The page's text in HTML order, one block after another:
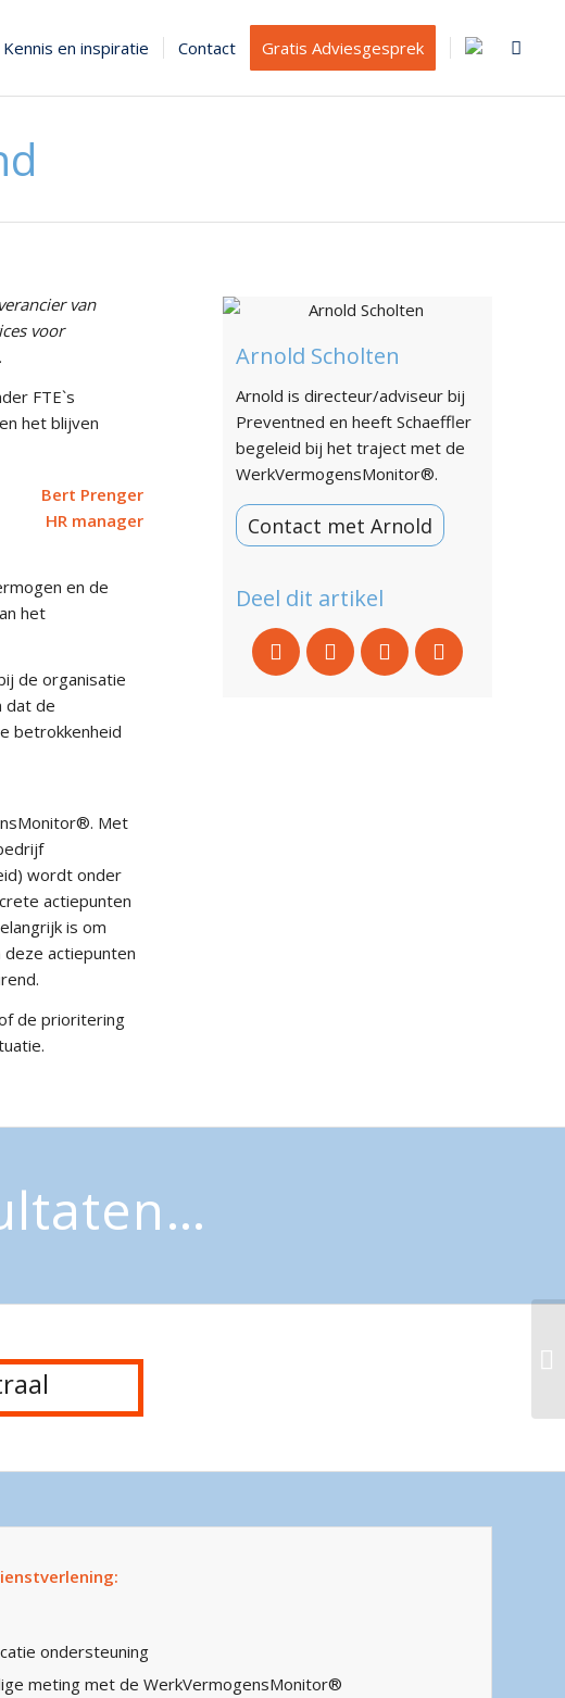
Kennis en inspiratie Contact Gratis Adviesgesprek
van
voor
FTE`s
het blijven
Bert Prenger
HR manager
en de
het
de organisatie
dat de
betrokkenheid
Met
wordt onder
actiepunten
is om
actiepunten
de prioritering
Arnold Scholten
Arnold is directeur/adviseur bij
Preventned en heeft Schaeffler
begeleid bij het traject met de
WerkVermogensMonitor®.
Contact met Arnold
Deel dit artikel
ondersteuning
meting met de WerkVermogensMonitor®